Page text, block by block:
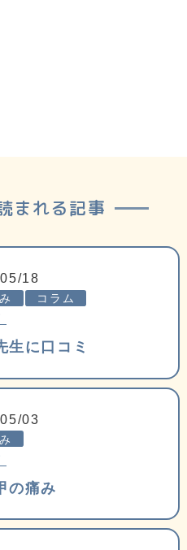
まれる記事
18
コラム
生に口コミ
03
の痛み